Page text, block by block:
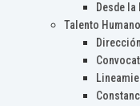
Desde
Talento Humano